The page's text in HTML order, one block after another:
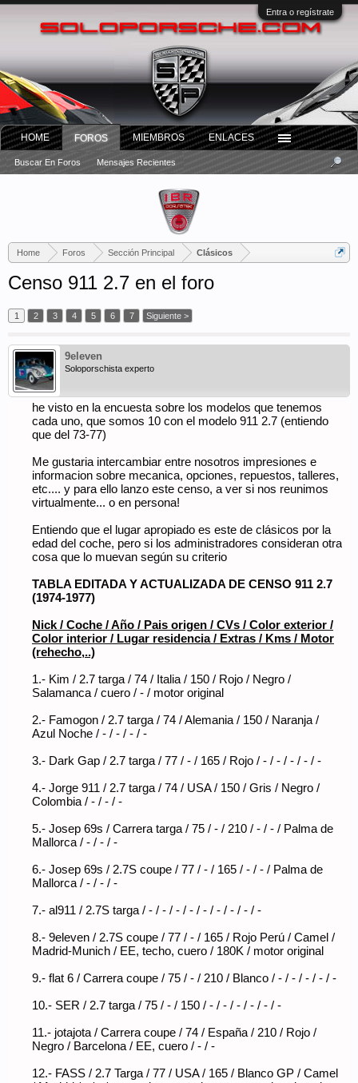
Entra o regístrate
Home Foros Sección Principal Clásicos
Censo 911 2.7 en el foro
1 2 3 4 5 6 7 Siguiente >
9eleven
Soloporschista experto
he visto en la encuesta sobre los modelos que tenemos
cada uno, que somos 10 con el modelo 911 2.7 (entiendo
que del 73-77)
Me gustaria intercambiar entre nosotros impresiones e
informacion sobre mecanica, opciones, repuestos, talleres,
etc.... y para ello lanzo este censo, a ver si nos reunimos
virtualmente... o en persona!
Entiendo que el lugar apropiado es este de clásicos por la
edad del coche, pero si los administradores consideran otra
cosa que lo muevan según su criterio
TABLA EDITADA Y ACTUALIZADA DE CENSO 911 2.7
(1974-1977)
Nick / Coche / Año / Pais origen / CVs / Color exterior /
Color interior / Lugar residencia / Extras / Kms / Motor
(rehecho,..)
1.- Kim / 2.7 targa / 74 / Italia / 150 / Rojo / Negro /
Salamanca / cuero / - / motor original
2.- Famogon / 2.7 targa / 74 / Alemania / 150 / Naranja /
Azul Noche / - / - / - / -
3.- Dark Gap / 2.7 targa / 77 / - / 165 / Rojo / - / - / - / - / -
4.- Jorge 911 / 2.7 targa / 74 / USA / 150 / Gris / Negro /
Colombia / - / - / -
5.- Josep 69s / Carrera targa / 75 / - / 210 / - / - / Palma de
Mallorca / - / - / -
6.- Josep 69s / 2.7S coupe / 77 / - / 165 / - / - / Palma de
Mallorca / - / - / -
7.- al911 / 2.7S targa / - / - / - / - / - / - / - / - / -
8.- 9eleven / 2.7S coupe / 77 / - / 165 / Rojo Perú / Camel /
Madrid-Munich / EE, techo, cuero / 180K / motor original
9.- flat 6 / Carrera coupe / 75 / - / 210 / Blanco / - / - / - / - / -
10.- SER / 2.7 targa / 75 / - / 150 / - / - / - / - / - / -
11.- jotajota / Carrera coupe / 74 / España / 210 / Rojo /
Negro / Barcelona / EE, cuero / - / -
12.- FASS / 2.7 Targa / 77 / USA / 165 / Blanco GP / Camel
HOME FOROS
Buscar En Foros Mensajes Recientes
MIEMBROS ENLACES